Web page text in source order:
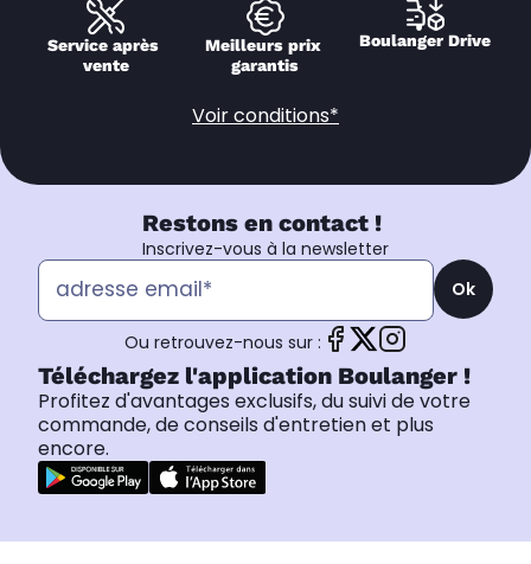
Service après
vente
Meilleurs prix
garantis
Boulanger Drive
Voir conditions*
Restons en contact !
Inscrivez-vous à la newsletter
Ok
Ou retrouvez-nous sur :
Téléchargez l'application Boulanger !
Profitez d'avantages exclusifs, du suivi de votre
commande, de conseils d'entretien et plus
encore.